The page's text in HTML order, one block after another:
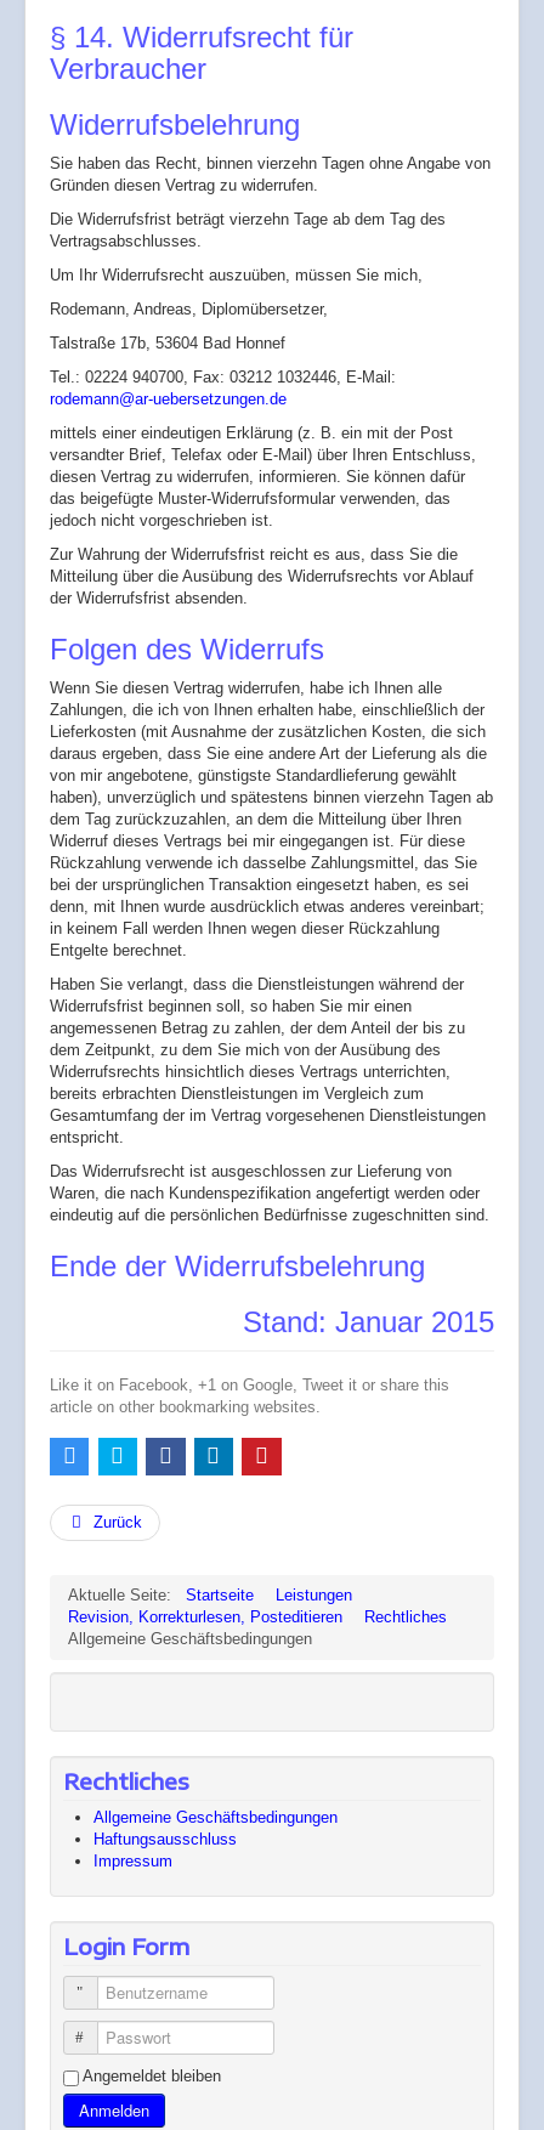
§ 14. Widerrufsrecht für
Verbraucher
Widerrufsbelehrung
Sie haben das Recht, binnen vierzehn Tagen ohne Angabe von
Gründen diesen Vertrag zu widerrufen.
Die Widerrufsfrist beträgt vierzehn Tage ab dem Tag des
Vertragsabschlusses.
Um Ihr Widerrufsrecht auszuüben, müssen Sie mich,
Rodemann, Andreas, Diplomübersetzer,
Talstraße 17b, 53604 Bad Honnef
Tel.: 02224 940700, Fax: 03212 1032446, E-Mail:
rodemann@ar-uebersetzungen.de
mittels einer eindeutigen Erklärung (z. B. ein mit der Post
versandter Brief, Telefax oder E-Mail) über Ihren Entschluss,
diesen Vertrag zu widerrufen, informieren. Sie können dafür
das beigefügte Muster-Widerrufsformular verwenden, das
jedoch nicht vorgeschrieben ist.
Zur Wahrung der Widerrufsfrist reicht es aus, dass Sie die
Mitteilung über die Ausübung des Widerrufsrechts vor Ablauf
der Widerrufsfrist absenden.
Folgen des Widerrufs
Wenn Sie diesen Vertrag widerrufen, habe ich Ihnen alle
Zahlungen, die ich von Ihnen erhalten habe, einschließlich der
Lieferkosten (mit Ausnahme der zusätzlichen Kosten, die sich
daraus ergeben, dass Sie eine andere Art der Lieferung als die
von mir angebotene, günstigste Standardlieferung gewählt
haben), unverzüglich und spätestens binnen vierzehn Tagen ab
dem Tag zurückzuzahlen, an dem die Mitteilung über Ihren
Widerruf dieses Vertrags bei mir eingegangen ist. Für diese
Rückzahlung verwende ich dasselbe Zahlungsmittel, das Sie
bei der ursprünglichen Transaktion eingesetzt haben, es sei
denn, mit Ihnen wurde ausdrücklich etwas anderes vereinbart;
in keinem Fall werden Ihnen wegen dieser Rückzahlung
Entgelte berechnet.
Haben Sie verlangt, dass die Dienstleistungen während der
Widerrufsfrist beginnen soll, so haben Sie mir einen
angemessenen Betrag zu zahlen, der dem Anteil der bis zu
dem Zeitpunkt, zu dem Sie mich von der Ausübung des
Widerrufsrechts hinsichtlich dieses Vertrags unterrichten,
bereits erbrachten Dienstleistungen im Vergleich zum
Gesamtumfang der im Vertrag vorgesehenen Dienstleistungen
entspricht.
Das Widerrufsrecht ist ausgeschlossen zur Lieferung von
Waren, die nach Kundenspezifikation angefertigt werden oder
eindeutig auf die persönlichen Bedürfnisse zugeschnitten sind.
Ende der Widerrufsbelehrung
Stand: Januar 2015
Like it on Facebook, +1 on Google, Tweet it or share this
article on other bookmarking websites.
Zurück
Aktuelle Seite: Startseite
Leistungen
Revision, Korrekturlesen, Posteditieren
Rechtliches
Allgemeine Geschäftsbedingungen
Rechtliches
Allgemeine Geschäftsbedingungen
Haftungsausschluss
Impressum
Login Form
Benutzername
Passwort
Angemeldet bleiben
Anmelden